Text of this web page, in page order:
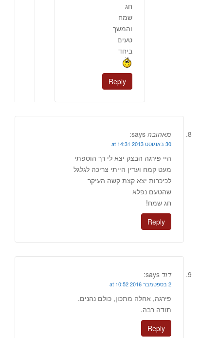
חג
שמח
והמשך
טעים
ביחד
Reply
מאהובה says:
30 באוגוסט 2013 at 14:31
היי פירגה הבצק יצא לי רך הוספתי
מעט קמח ועדין הייתי צריכה לגלגל
לכיכרות יצא קצת קשה העיקר
שהטעם נפלא
חג שמח!
Reply
דוד says:
2 בספטמבר 2016 at 10:52
פירגה, אחלה מתכון, כולם נהנים.
תודה רבה.
Reply